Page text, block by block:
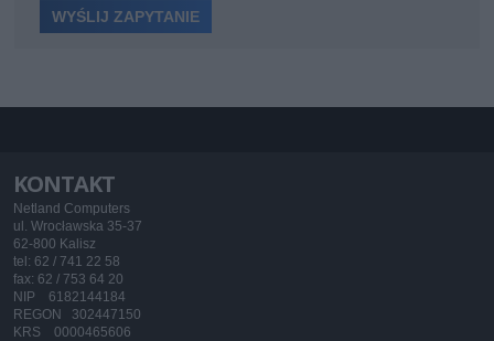
KONTAKT
Netland Computers
ul. Wrocławska 35-37
62-800 Kalisz
tel: 62 / 741 22 58
fax: 62 / 753 64 20
NIP 6182144184
REGON 302447150
KRS 0000465606